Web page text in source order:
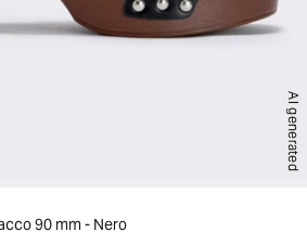
AI generated
90 mm - Nero